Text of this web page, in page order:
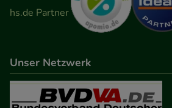
Unser Netzwerk